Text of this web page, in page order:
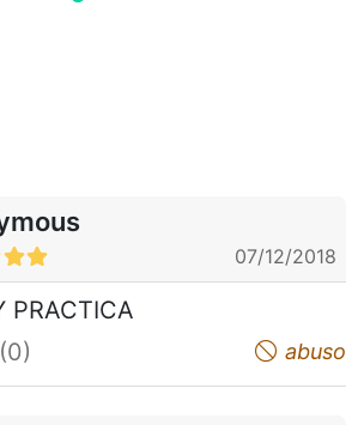
07/12/2018
PRACTICA
I do not appreciate abuso